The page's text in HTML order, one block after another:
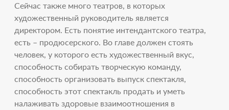
Сейчас также много театров, в которых
художественный руководитель является
директором. Есть понятие интендантского театра,
есть – продюсерского. Во главе должен стоять
человек, у которого есть художественный вкус,
способность собирать творческую команду,
способность организовать выпуск спектакля,
способность этот спектакль продать и уметь
налаживать здоровые взаимоотношения в